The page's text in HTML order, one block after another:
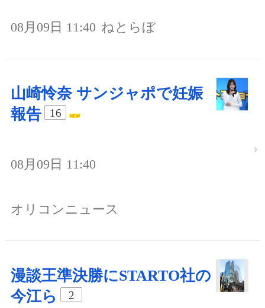
08月09日 11:40 ねとらぼ
山崎怜奈 サンジャポで妊娠
報告
16
08月09日 11:40
オリコンニュース
漫談王準決勝にSTARTO社の
今江ら
2